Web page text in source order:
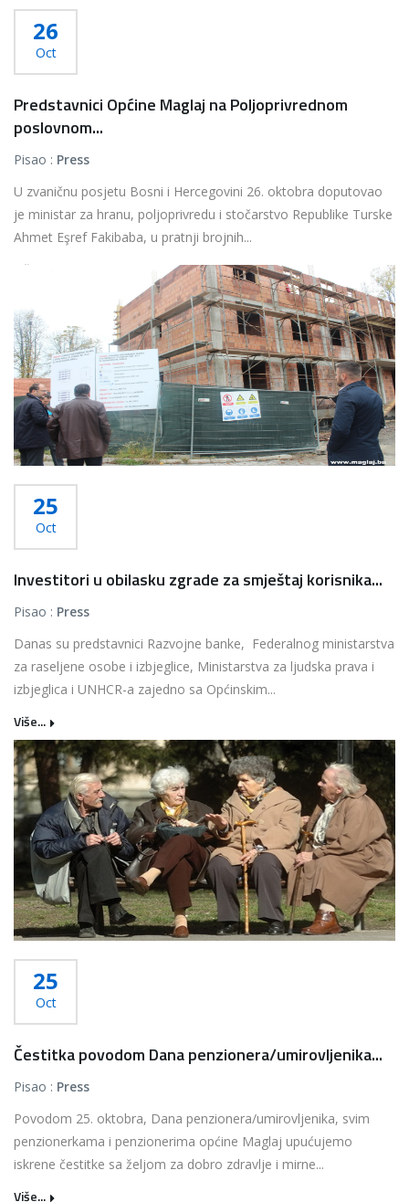
26
Oct
Predstavnici Općine Maglaj na Poljoprivrednom
poslovnom...
Pisao : Press
U zvaničnu posjetu Bosni i Hercegovini 26. oktobra doputovao
je ministar za hranu, poljoprivredu i stočarstvo Republike Turske
Ahmet Eşref Fakibaba, u pratnji brojnih...
Više...
25
Oct
Investitori u obilasku zgrade za smještaj korisnika...
Pisao : Press
Danas su predstavnici Razvojne banke, Federalnog ministarstva
za raseljene osobe i izbjeglice, Ministarstva za ljudska prava i
izbjeglica i UNHCR-a zajedno sa Općinskim...
Više...
25
Oct
Čestitka povodom Dana penzionera/umirovljenika...
Pisao : Press
Povodom 25. oktobra, Dana penzionera/umirovljenika, svim
penzionerkama i penzionerima općine Maglaj upućujemo
iskrene čestitke sa željom za dobro zdravlje i mirne...
Više...